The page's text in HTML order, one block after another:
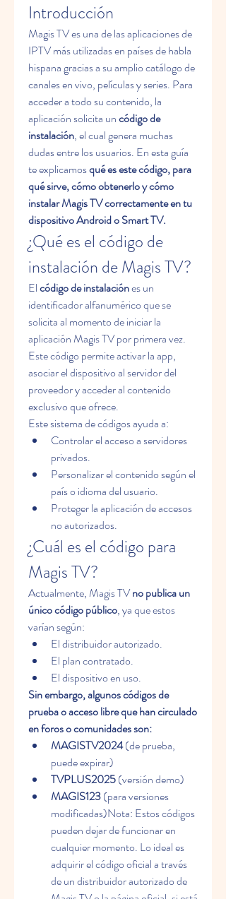
Introducción
Magis TV es una de las aplicaciones de
IPTV más utilizadas en países de habla
hispana gracias a su amplio catálogo de
canales en vivo, películas y series. Para
acceder a todo su contenido, la
aplicación solicita un código de
instalación, el cual genera muchas
dudas entre los usuarios. En esta guía
te explicamos qué es este código, para
qué sirve, cómo obtenerlo y cómo
instalar Magis TV correctamente en tu
dispositivo Android o Smart TV.
¿Qué es el código de
instalación de Magis TV?
El código de instalación es un
identificador alfanumérico que se
solicita al momento de iniciar la
aplicación Magis TV por primera vez.
Este código permite activar la app,
asociar el dispositivo al servidor del
proveedor y acceder al contenido
exclusivo que ofrece.
Este sistema de códigos ayuda a:
Controlar el acceso a servidores
privados.
Personalizar el contenido según el
país o idioma del usuario.
Proteger la aplicación de accesos
no autorizados.
¿Cuál es el código para
Magis TV?
Actualmente, Magis TV no publica un
único código público, ya que estos
varían según:
El distribuidor autorizado.
El plan contratado.
El dispositivo en uso.
Sin embargo, algunos códigos de
prueba o acceso libre que han circulado
en foros o comunidades son:
MAGISTV2024 (de prueba,
puede expirar)
TVPLUS2025 (versión demo)
MAGIS123 (para versiones
modificadas)Nota: Estos códigos
pueden dejar de funcionar en
cualquier momento. Lo ideal es
adquirir el código oficial a través
de un distribuidor autorizado de